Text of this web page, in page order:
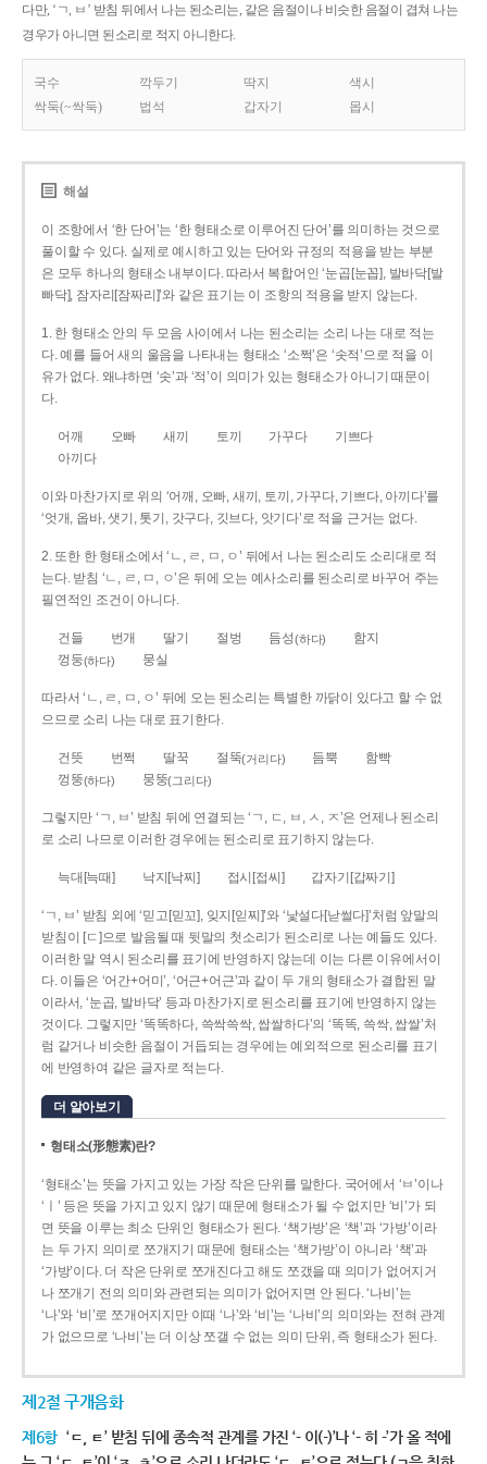
다만, ‘ㄱ, ㅂ’ 받침 뒤에서 나는 된소리는, 같은 음절이나 비슷한 음절이 겹쳐 나는
경우가 아니면 된소리로 적지 아니한다.
국수 깍두기 딱지
색시
싹둑(~싹둑)
법석 갑자기 몹시
해설
이 조항에서 ‘한 단어’는 ‘한 형태소로 이루어진 단어’를 의미하는 것으로
풀이할 수 있다. 실제로 예시하고 있는 단어와 규정의 적용을 받는 부분
은 모두 하나의 형태소 내부이다. 따라서 복합어인 ‘눈곱[눈꼽], 발바닥[발
빠닥], 잠자리[잠짜리]’와 같은 표기는 이 조항의 적용을 받지 않는다.
1. 한 형태소 안의 두 모음 사이에서 나는 된소리는 소리 나는 대로 적는
다. 예를 들어 새의 울음을 나타내는 형태소 ‘소쩍’은 ‘솟적’으로 적을 이
유가 없다. 왜냐하면 ‘솟’과 ‘적’이 의미가 있는 형태소가 아니기 때문이
다.
어깨 오빠 새끼 토끼 가꾸다
기쁘다
아끼다
이와 마찬가지로 위의 ‘어깨, 오빠, 새끼, 토끼, 가꾸다, 기쁘다, 아끼다’를
‘엇개, 옵바, 샛기, 톳기, 갓구다, 깃브다, 앗기다’로 적을 근거는 없다.
2. 또한 한 형태소에서 ‘ㄴ, ㄹ, ㅁ, ㅇ’ 뒤에서 나는 된소리도 소리대로 적
는다. 받침 ‘ㄴ, ㄹ, ㅁ, ㅇ’은 뒤에 오는 예사소리를 된소리로 바꾸어 주는
필연적인 조건이 아니다.
건들 번개 딸기 절벙 듬성(하다)
함지
껑둥(하다) 뭉실
따라서 ‘ㄴ, ㄹ, ㅁ, ㅇ’ 뒤에 오는 된소리는 특별한 까닭이 있다고 할 수 없
으므로 소리 나는 대로 표기한다.
건뜻 번쩍 딸꾹 절뚝(거리다) 듬뿍
함빡
껑뚱(하다) 뭉뚱(그리다)
그렇지만 ‘ㄱ, ㅂ’ 받침 뒤에 연결되는 ‘ㄱ, ㄷ, ㅂ, ㅅ, ㅈ’은 언제나 된소리
로 소리 나므로 이러한 경우에는 된소리로 표기하지 않는다.
늑대[늑때] 낙지[낙찌] 접시[접씨] 갑자기[갑짜기]
‘ㄱ, ㅂ’ 받침 외에 ‘믿고[믿꼬], 잊지[읻찌]’와 ‘낯설다[낟썰다]’처럼 앞말의
받침이 [ㄷ]으로 발음될 때 뒷말의 첫소리가 된소리로 나는 예들도 있다.
이러한 말 역시 된소리를 표기에 반영하지 않는데 이는 다른 이유에서이
다. 이들은 ‘어간+어미’, ‘어근+어근’과 같이 두 개의 형태소가 결합된 말
이라서, ‘눈곱, 발바닥’ 등과 마찬가지로 된소리를 표기에 반영하지 않는
것이다. 그렇지만 ‘똑똑하다, 쓱싹쓱싹, 쌉쌀하다’의 ‘똑똑, 쓱싹, 쌉쌀’처
럼 같거나 비슷한 음절이 거듭되는 경우에는 예외적으로 된소리를 표기
에 반영하여 같은 글자로 적는다.
더 알아보기
형태소(形態素)란?
‘형태소’는 뜻을 가지고 있는 가장 작은 단위를 말한다. 국어에서 ‘ㅂ’이나
‘ㅣ’ 등은 뜻을 가지고 있지 않기 때문에 형태소가 될 수 없지만 ‘비’가 되
면 뜻을 이루는 최소 단위인 형태소가 된다. ‘책가방’은 ‘책’과 ‘가방’이라
는 두 가지 의미로 쪼개지기 때문에 형태소는 ‘책가방’이 아니라 ‘책’과
‘가방’이다. 더 작은 단위로 쪼개진다고 해도 쪼갰을 때 의미가 없어지거
나 쪼개기 전의 의미와 관련되는 의미가 없어지면 안 된다. ‘나비’는
‘나’와 ‘비’로 쪼개어지지만 이때 ‘나’와 ‘비’는 ‘나비’의 의미와는 전혀 관계
가 없으므로 ‘나비’는 더 이상 쪼갤 수 없는 의미 단위, 즉 형태소가 된다.
제2절 구개음화
제6항 ‘ㄷ, ㅌ’ 받침 뒤에 종속적 관계를 가진 ‘- 이(-)’나 ‘- 히 -’가 올 적에